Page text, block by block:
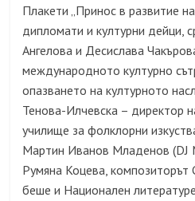
Плакети „Принос в развитие
дипломати и културни дейци,
Ангелова и Десислава
международното културно
опазването на културното
Тенова-Илчевска – директор
училище за фолклорни
Мартин Иванов Младенов (DJ
Румяна Коцева,
беше и Национален